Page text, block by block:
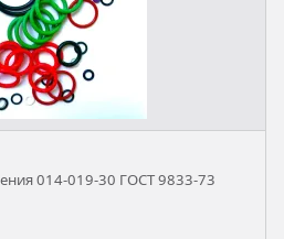
014-019-30 ГОСТ 9833-73